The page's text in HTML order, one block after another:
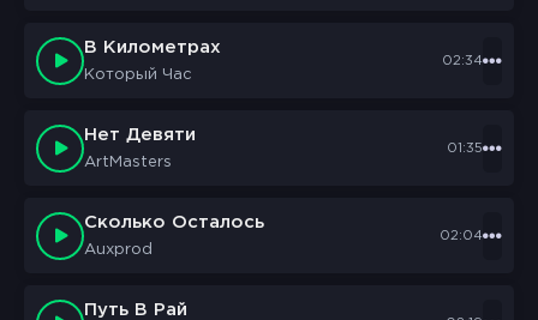
В Километрах
Который Час
02:34
Нет Девяти
ArtMasters
01:35
Сколько Осталось
Auxprod
02:04
Путь В Рай